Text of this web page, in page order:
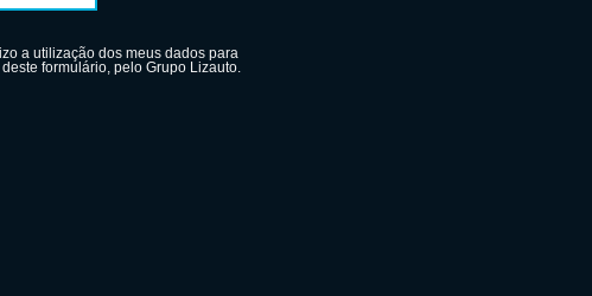
a utilização dos meus dados para
formulário, pelo Grupo Lizauto.